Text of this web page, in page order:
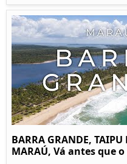
BARRA GRANDE,
MARAÚ, Vá antes que